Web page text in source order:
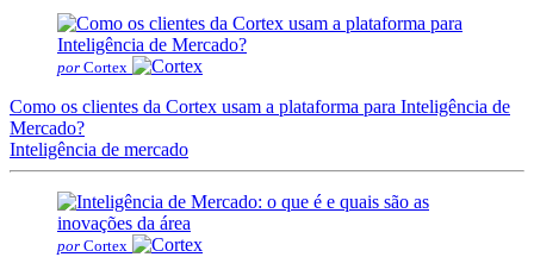
por Cortex
Como os clientes da Cortex usam a plataforma para Inteligência de
Mercado?
Inteligência de mercado
por Cortex